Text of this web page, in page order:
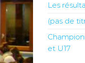
Les
(pas de
et U17